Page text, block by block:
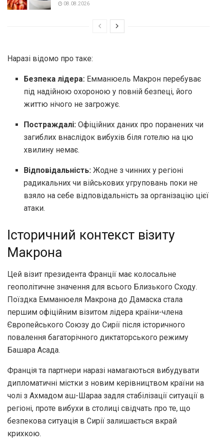
08.08.2026
Наразі відомо про таке:
Безпека лідера: Емманюель Макрон перебуває
під надійною охороною у повній безпеці, його
життю нічого не загрожує.
Постраждалі: Офіційних даних про поранених чи
загиблих внаслідок вибухів біля готелю на цю
хвилину немає.
Відповідальність: Жодне з чинних у регіоні
радикальних чи військових угруповань поки не
взяло на себе відповідальність за організацію цієї
атаки.
Історичний контекст візиту
Макрона
Цей візит президента Франції має колосальне
геополітичне значення для всього Близького Сходу.
Поїздка Емманюеля Макрона до Дамаска стала
першим офіційним візитом лідера країни-члена
Європейського Союзу до Сирії після історичного
повалення багаторічного диктаторського режиму
Башара Асада.
Франція та партнери наразі намагаються вибудувати
дипломатичні містки з новим керівництвом країни на
чолі з Ахмадом аш-Шараа задля стабілізації ситуації в
регіоні, проте вибухи в столиці свідчать про те, що
безпекова ситуація в Сирії залишається вкрай
крихкою.